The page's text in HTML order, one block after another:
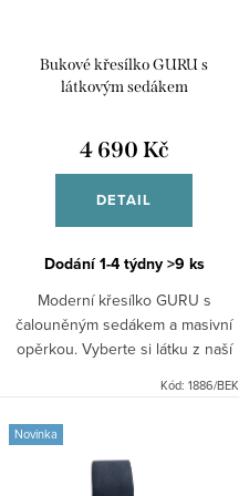
Bukové křesílko GURU s
látkovým sedákem
4 690 Kč
DETAIL
Dodání 1-4 týdny>9 ks
Moderní křesílko GURU s
čalouněným sedákem a masivní
opěrkou. Vyberte si látku z naší
vyrobeno z bukového masivu.
Kód: 1886/BEK
Novinka